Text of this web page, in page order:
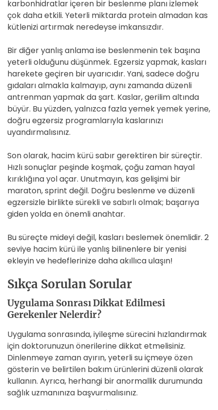
karbonhidratlar içeren bir beslenme planı izlemek
çok daha etkili. Yeterli miktarda protein almadan kas
kütlenizi artırmak neredeyse imkansızdır.
Bir diğer yanlış anlama ise beslenmenin tek başına
yeterli olduğunu düşünmek. Egzersiz yapmak, kasları
harekete geçiren bir uyarıcıdır. Yani, sadece doğru
gıdaları almakla kalmayıp, aynı zamanda düzenli
antrenman yapmak da şart. Kaslar, gerilim altında
büyür. Bu yüzden, yalnızca fazla yemek yemek yerine,
doğru egzersiz programlarıyla kaslarınızı
uyandırmalısınız.
Son olarak, hacim kürü sabır gerektiren bir süreçtir.
Hızlı sonuçlar peşinde koşmak, çoğu zaman hayal
kırıklığına yol açar. Unutmayın, kas gelişimi bir
maraton, sprint değil. Doğru beslenme ve düzenli
egzersizle birlikte sürekli ve sabırlı olmak; başarıya
giden yolda en önemli anahtar.
Bu süreçte mideyi değil, kasları beslemek önemlidir. 2
seviye hacim kürü ile yanlış bilinenlere bir yenisi
ekleyin ve hedeflerinize daha akıllıca ulaşın!
Sıkça Sorulan Sorular
Uygulama Sonrası Dikkat Edilmesi
Gerekenler Nelerdir?
Uygulama sonrasında, iyileşme sürecini hızlandırmak
için doktorunuzun önerilerine dikkat etmelisiniz.
Dinlenmeye zaman ayırın, yeterli su içmeye özen
gösterin ve belirtilen bakım ürünlerini düzenli olarak
kullanın. Ayrıca, herhangi bir anormallik durumunda
sağlık uzmanınıza başvurmalısınız.